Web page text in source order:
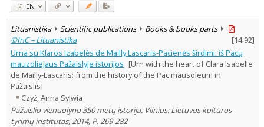
EN
Lituanistika Scientific publications
Books & books parts
©InC – Lituanistika
[14.92]
Urna su Klaros Izabelės de Mailly Lascaris-Pacienės širdimi: iš Pacų
mauzoliejaus Pažaislyje istorijos [Urn with the heart of Clara Isabelle
de Mailly-Lascaris: from the history of the Рас mausoleum in
Pažaislis]
Czyż, Anna Sylwia
Pažaislio vienuolyno 350 metų istorija. Vilnius: Lietuvos kultūros
tyrimų institutas, 2014, P. 269-282